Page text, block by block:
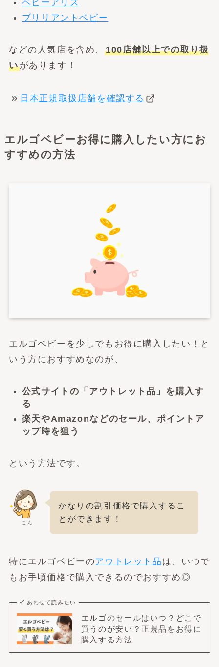
ベビーアリス
ブリリアントベビー
などの人気店を含め、100店舗以上での取り扱
いがあります！
日本正規取扱店舗を確認する
エルゴベビーお得に購入したい方にお
すすめの方法
エルゴベビーを少しでもお得に購入したい！と
いう方におすすめなのが、
公式サイトの「アウトレット品」を購入す
る
楽天やAmazonなどのセール、ポイントア
ップ時を狙う
という方法です。
こん
かなりの割引価格で購入するこ
とができます！
特にエルゴベビーのアウトレット品 は、いつで
もお手頃価格で購入できるのでおすすめ◎
あわせて読みたい
エルゴのセールはいつ？どこで
買うのが安い？正規品をお得に
購入する方法